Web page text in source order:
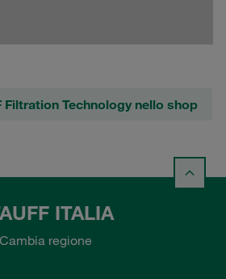
Filtration Technology nello shop
ITALIA
Cambia regione